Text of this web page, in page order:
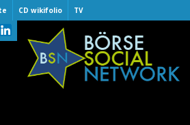
CD wikifolio TV